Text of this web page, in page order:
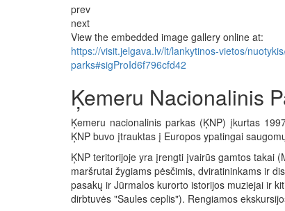
prev
next
View the embedded image gallery online at:
https://visit.jelgava.lv/lt/lankytinos-vietos/
parks#sigProId6f796cfd42
Ķemeru Nacionalinis
Ķemeru nacionalinis parkas (ĶNP) įkurtas
ĶNP buvo įtrauktas į Europos ypatingai
ĶNP teritorijoje yra įrengti įvairūs gamtos takai
maršrutai žygiams pėsčimis, dviratininkams ir
pasakų ir Jūrmalos kurorto istorijos muziejai ir
dirbtuvės "Saules ceplis"). Rengiamos